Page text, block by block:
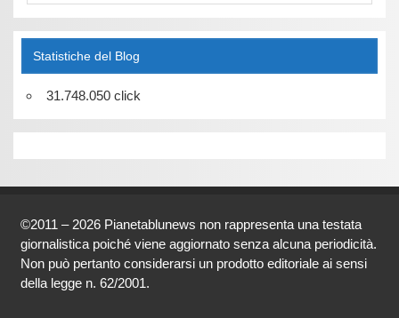
Statistiche del Blog
31.748.050 click
©2011 – 2026 Pianetablunews non rappresenta una testata
giornalistica poiché viene aggiornato senza alcuna periodicità.
Non può pertanto considerarsi un prodotto editoriale ai sensi
della legge n. 62/2001.